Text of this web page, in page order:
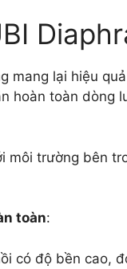
mang lại hiệu
hoàn toàn dòng
trường bên
toàn:
có độ bền cao,